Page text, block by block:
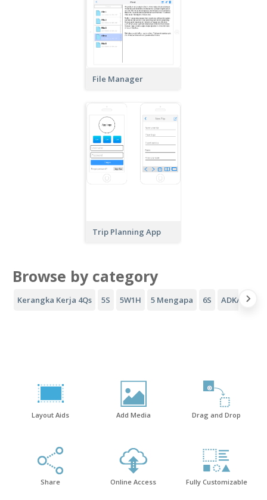
File Manager
Trip Planning App
Browse by category
Kerangka Kerja 4Qs 5S 5W1H 5 Mengapa 6S ADKAR
Layout Aids Add Media Drag and Drop
Share Online Access Fully Customizable